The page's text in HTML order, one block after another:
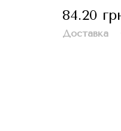
84.20
Доставка